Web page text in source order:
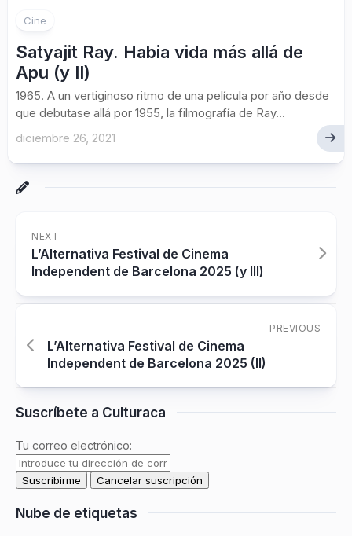
Cine
Satyajit Ray. Habia vida más allá de
Apu (y II)
1965. A un vertiginoso ritmo de una película por año desde
que debutase allá por 1955, la filmografía de Ray...
diciembre 26, 2021
NEXT
L’Alternativa Festival de Cinema
Independent de Barcelona 2025 (y III)
PREVIOUS
L’Alternativa Festival de Cinema
Independent de Barcelona 2025 (II)
Suscríbete a Culturaca
Tu correo electrónico:
Nube de etiquetas